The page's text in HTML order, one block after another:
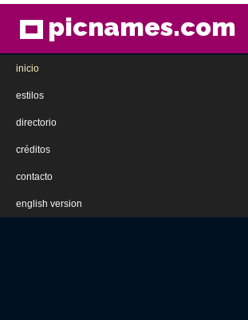
picnames.com
inicio
estilos
directorio
créditos
contacto
english version